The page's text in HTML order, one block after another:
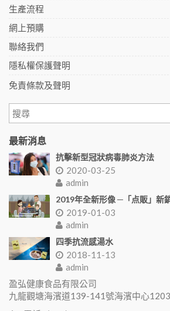
生產流程
網上預購
聯絡我們
隱私權保護聲明
免責條款及聲明
最新消息
抗擊新型冠狀病毒肺炎方法
2020-03-25
admin
2019年全新形像 ─「点販」新
2019-01-03
admin
四季抗流感湯水
2018-11-13
admin
盈弘健康食品有限公司
九龍觀塘海濱道139-141號海濱中心